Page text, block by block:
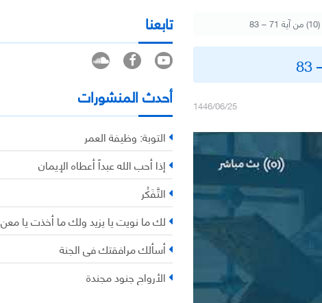
1446/06/25
تابعنا
أحدث المنشورات
التوبة: وظيفة العمر
إذا أحب الله عبداً أعطاه الإيمان
التَّفَكُر
لك ما نويت يا يزيد ولك ما أخذت يا معن
أسألك مرافقتك في الجنة
الأرواح جنود مجندة